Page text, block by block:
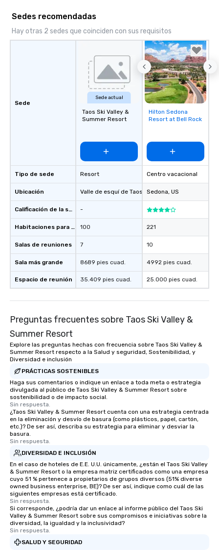
Sedes recomendadas
Hay otras 2 sedes que coinciden con sus requisitos
Sede
Tipo de sede
Ubicación
Calificación de la sede
Habitaciones para huéspedes
Salas de reuniones
Sala más grande
Espacio de reunión
Sede actual
Taos Ski Valley &
Summer Resort
Resort
Valle de esquí de Taos , US
-
100
7
8689 pies cuad.
35.409 pies cuad.
Removed from
favorites
Hilton Sedona
Resort at Bell Rock
Centro vacacional
Sedona, US
221
10
4992 pies cuad.
25.000 pies cuad.
Preguntas frecuentes sobre Taos Ski Valley &
Summer Resort
Explore las preguntas hechas con frecuencia sobre Taos Ski Valley &
Summer Resort respecto a la Salud y seguridad, Sostenibilidad, y
Diversidad e inclusión
PRÁCTICAS SOSTENIBLES
Haga sus comentarios o indique un enlace a toda meta o estrategia
divulgada al público de Taos Ski Valley & Summer Resort sobre
sostenibilidad o de impacto social.
Sin respuesta.
¿Taos Ski Valley & Summer Resort cuenta con una estrategia centrada
en la eliminación y desvío de basura (como plásticos, papel, cartón,
etc.)? De ser así, describa su estrategia para eliminar y desviar la
basura.
Sin respuesta.
DIVERSIDAD E INCLUSIÓN
En el caso de hoteles de E.E. U.U. únicamente, ¿están el Taos Ski Valley
& Summer Resort o la empresa matriz certificados como una empresa
cuyo 51 % pertenece a propietarios de grupos diversos (51% diverse
owned business enterprise, BE)? De ser así, indique como cuál de las
siguientes empresas está certificado.
Sin respuesta.
Si corresponde, ¿podría dar un enlace al informe público del Taos Ski
Valley & Summer Resort sobre sus compromisos e iniciativas sobre la
diversidad, la igualdad y la inclusividad?
Sin respuesta.
SALUD Y SEGURIDAD